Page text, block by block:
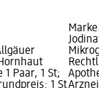
Paar, 1 St;
1 St